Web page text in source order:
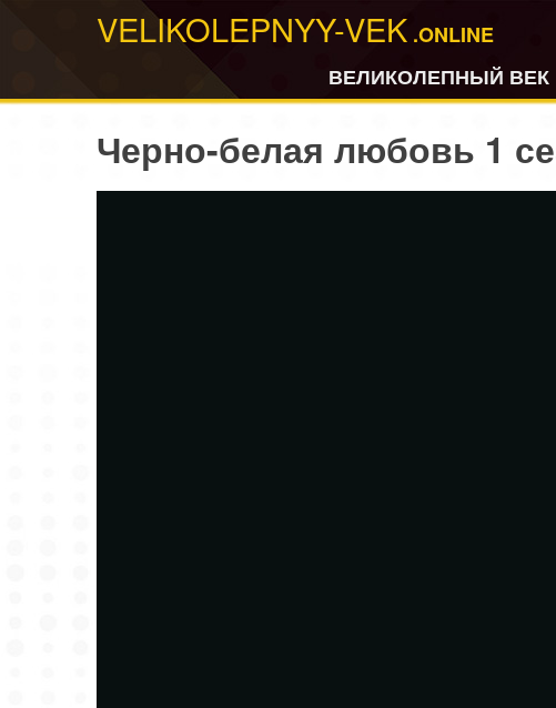
VELIKOLEPNYY-VEK .ONLINE
ВЕЛИКОЛЕПНЫЙ ВЕК
Черно-белая любовь 1